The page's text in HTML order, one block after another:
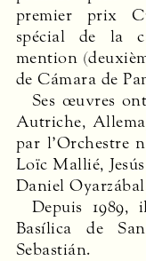
premier prix
spécial de la
mention
de Cámara de
Ses œuvres
Autriche,
par l’Orchestre
Loïc Mallié,
Daniel
Depuis 1989,
Basílica de
Sebastián.